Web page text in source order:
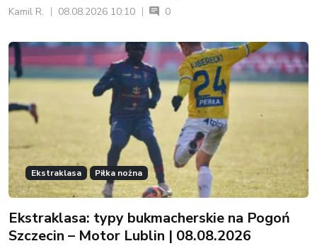
Kamil R. 08.08.2026 10:10 0
Ekstraklasa Piłka nożna
Ekstraklasa: typy bukmacherskie na Pogoń
Szczecin – Motor Lublin | 08.08.2026